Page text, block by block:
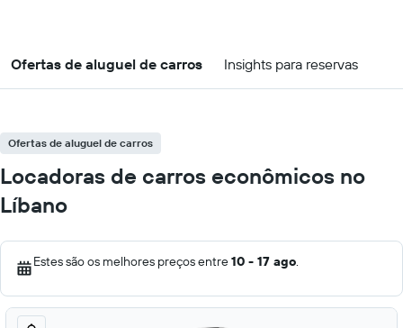
Ofertas de aluguel de carros Insights para reservas
Ofertas de aluguel de carros
Locadoras de carros econômicos no
Líbano
Estes são os melhores preços entre10 - 17 ago.